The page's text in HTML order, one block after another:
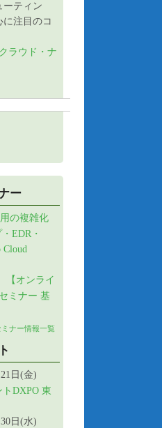
ーティン
に注目のコ
ラウド・ナ
ー
の複雑化
EDR・
Cloud
【オンライ
ミナー 基
ミナー情報一覧
日(金)
トDXPO 東
日(水)